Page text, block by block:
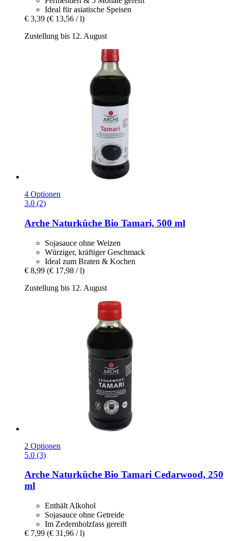
Ideal für asiatische Speisen
€ 3,39 (€ 13,56 / l)
Zustellung bis 12. August
4 Optionen
3.0 (2)
Arche Naturküche Bio Tamari, 500 ml
Sojasauce ohne Weizen
Würziger, kräftiger Geschmack
Ideal zum Braten & Kochen
€ 8,99 (€ 17,98 / l)
Zustellung bis 12. August
2 Optionen
5.0 (3)
Arche Naturküche Bio Tamari Cedarwood, 250
ml
Enthält Alkohol
Sojasauce ohne Getreide
Im Zedernholzfass gereift
€ 7,99 (€ 31,96 / l)